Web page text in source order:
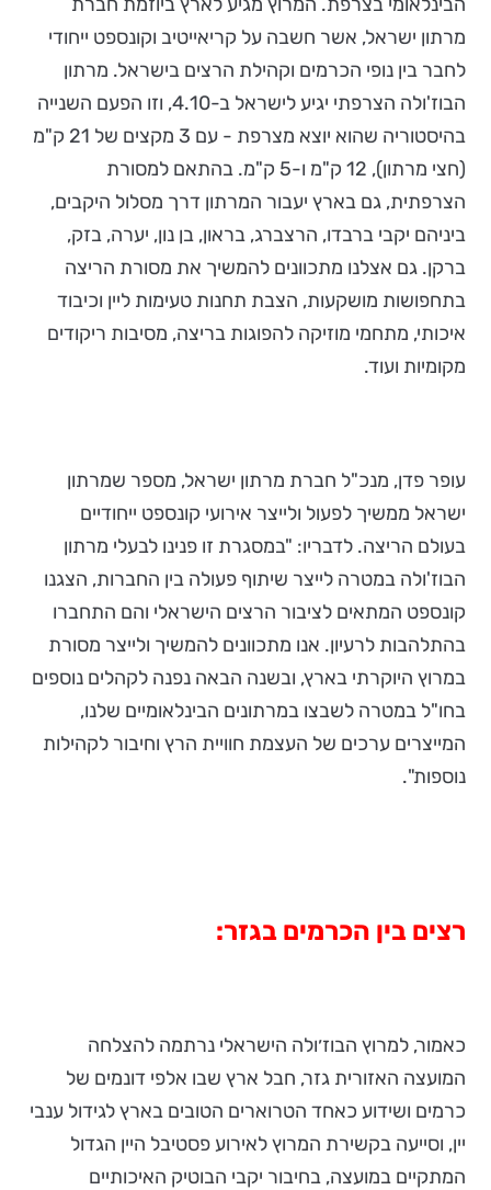
מרתון ישראל, אשר חשבה על קריאייטיב וקונספט ייחודי
לחבר בין נופי הכרמים וקהילת הרצים בישראל. מרתון
הבוז'ולה הצרפתי יגיע לישראל ב-4.10, וזו הפעם השנייה
בהיסטוריה שהוא יוצא מצרפת - עם 3 מקצים של 21 ק"מ
(חצי מרתון), 12 ק"מ ו-5 ק"מ. בהתאם למסורת
הצרפתית, גם בארץ יעבור המרתון דרך מסלול היקבים,
ביניהם יקבי ברבדו, הרצברג, בראון, בן נון, יערה, בזק,
ברקן. גם אצלנו מתכוונים להמשיך את מסורת הריצה
בתחפושות מושקעות, הצבת תחנות טעימות ליין וכיבוד
איכותי, מתחמי מוזיקה להפוגות בריצה, מסיבות ריקודים
מקומיות ועוד.
עופר פדן, מנכ"ל חברת מרתון ישראל, מספר שמרתון
ישראל ממשיך לפעול ולייצר אירועי קונספט ייחודיים
בעולם הריצה. לדבריו: "במסגרת זו פנינו לבעלי מרתון
הבוז'ולה במטרה לייצר שיתוף פעולה בין החברות, הצגנו
קונספט המתאים לציבור הרצים הישראלי והם התחברו
בהתלהבות לרעיון. אנו מתכוונים להמשיך ולייצר מסורת
במרוץ היוקרתי בארץ, ובשנה הבאה נפנה לקהלים נוספים
בחו"ל במטרה לשבצו במרתונים הבינלאומיים שלנו,
המייצרים ערכים של העצמת חוויית הרץ וחיבור לקהילות
נוספות".
רצים בין הכרמים בגזר:
כאמור, למרוץ הבוז׳ולה הישראלי נרתמה להצלחה
המועצה האזורית גזר, חבל ארץ שבו אלפי דונמים של
כרמים ושידוע כאחד הטרוארים הטובים בארץ לגידול ענבי
יין, וסייעה בקשירת המרוץ לאירוע פסטיבל היין הגדול
המתקיים במועצה, בחיבור יקבי הבוטיק האיכותיים